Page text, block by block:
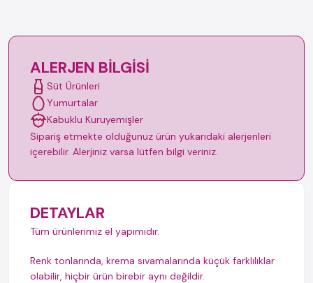
ALERJEN BILGISI
Süt Ürünleri
Yumurtalar
Kabuklu Kuruyemişler
Sipariş etmekte olduğunuz ürün yukarıdaki alerjenleri
içerebilir. Alerjiniz varsa lütfen bilgi veriniz.
DETAYLAR
Tüm ürünlerimiz el yapımıdır.
Renk tonlarında, krema sıvamalarında küçük farklılıklar
olabilir, hiçbir ürün birebir aynı değildir.